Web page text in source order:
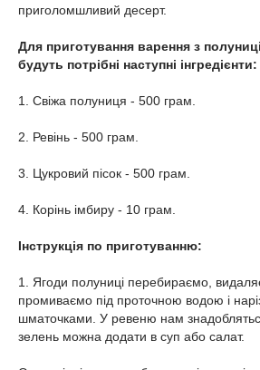
приголомшливий десерт.
Для приготування варення з
будуть потрібні наступні інгредієнти:
1. Свіжа полуниця - 500 грам.
2. Ревінь - 500 грам.
3. Цукровий пісок - 500 грам.
4. Корінь імбиру - 10 грам.
Інструкція по приготуванню:
1. Ягоди полуниці перебираємо,
промиваємо під проточною водою і
шматочками. У ревеню нам
зелень можна додати в суп або салат.